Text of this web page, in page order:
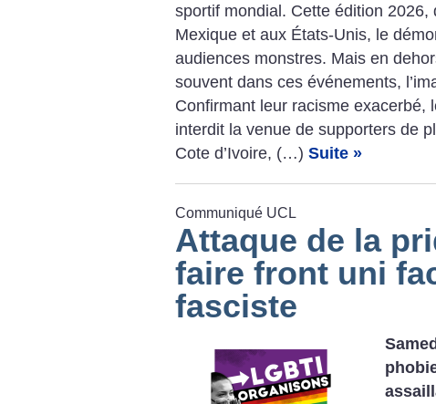
sportif mondial. Cette édition
Mexique et aux États-Unis, le
audiences ­monstres. Mais en
souvent dans ces événements,
Confirmant leur racisme exacerbé,
interdit la venue de supporters de
Cote d’Ivoire, (…) Suite »
Communiqué UCL
Attaque de la
faire front uni
fasciste